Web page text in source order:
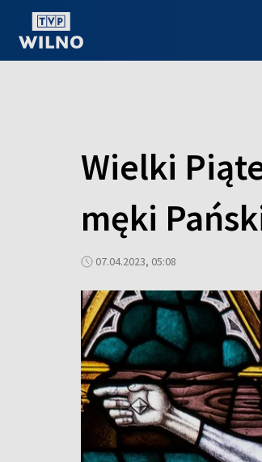
Wielki
męki
07.04.2023, 05:08